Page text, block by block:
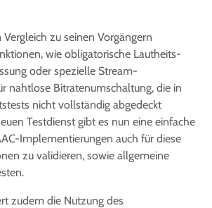
Vergleich zu seinen Vorgängern
wie obligatorische Lautheits-
oder spezielle Stream-
nahtlose Bitratenumschaltung, die in
nicht vollständig abgedeckt
Testdienst gibt es nun eine einfache
Implementierungen auch für diese
zu validieren, sowie allgemeine
zudem die Nutzung des